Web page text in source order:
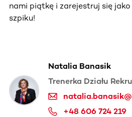
nami piątkę i zarejestruj się
szpiku!
Natalia Banasik
Trenerka Działu
+48 606 724 219